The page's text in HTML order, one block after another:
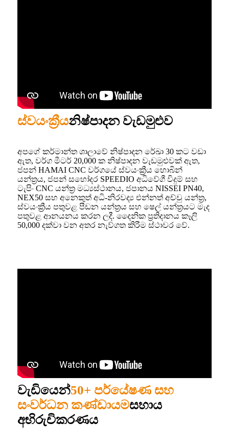
ස්වයංක්‍රීයනිෂ්පාදන වැඩමුළුව
අපගේ කර්මාන්ත ශාලාවේ නිෂ්පාදන රේඛා 30 කට වඩා
ඇත, වර්ග මීටර් 20,000 ක නිෂ්පාදන වැඩමුළුවක් ඇත,
ජපන් HAMAI CNC වර්ගයේ ස්වයංක්‍රීය හොබින්
යන්ත්‍රය, ජපන් සහෝදර SPEEDIO අධිවේගී විදුම් සහ
ටැපිං CNC යන්ත්‍ර මධ්‍යස්ථානය, ජපානය NISSEI PN40,
NEX50 සහ අනෙකුත් අධි-නිරවද්‍ය එන්නත් අච්චු යන්ත්‍ර,
ස්වයංක්‍රීය පතුවළ පීඩන යන්ත්‍රය සහ ෂෙල් යන්ත්‍රයට මැද
පතුවළ ආනයනය කරන ලදී. දෛනික ප්‍රතිදානය කෑලි
50,000 දක්වා වන අතර නැව්ගත කිරීම ස්ථාවර වේ.
වැඩියෙන්50+ පර්යේෂණ සහ
සංවර්ධන කණ්ඩායමසහාය
අභිරුචිකරණය